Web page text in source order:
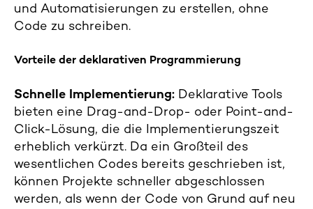
und Automatisierungen zu erstellen, ohne
Code zu schreiben.
Vorteile der deklarativen Programmierung
Schnelle Implementierung: Deklarative Tools
bieten eine Drag-and-Drop- oder Point-and-
Click-Lösung, die die Implementierungszeit
erheblich verkürzt. Da ein Großteil des
wesentlichen Codes bereits geschrieben ist,
können Projekte schneller abgeschlossen
werden, als wenn der Code von Grund auf neu